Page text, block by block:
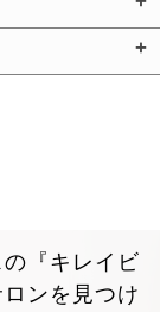
『キレイビ
ンを見つけ